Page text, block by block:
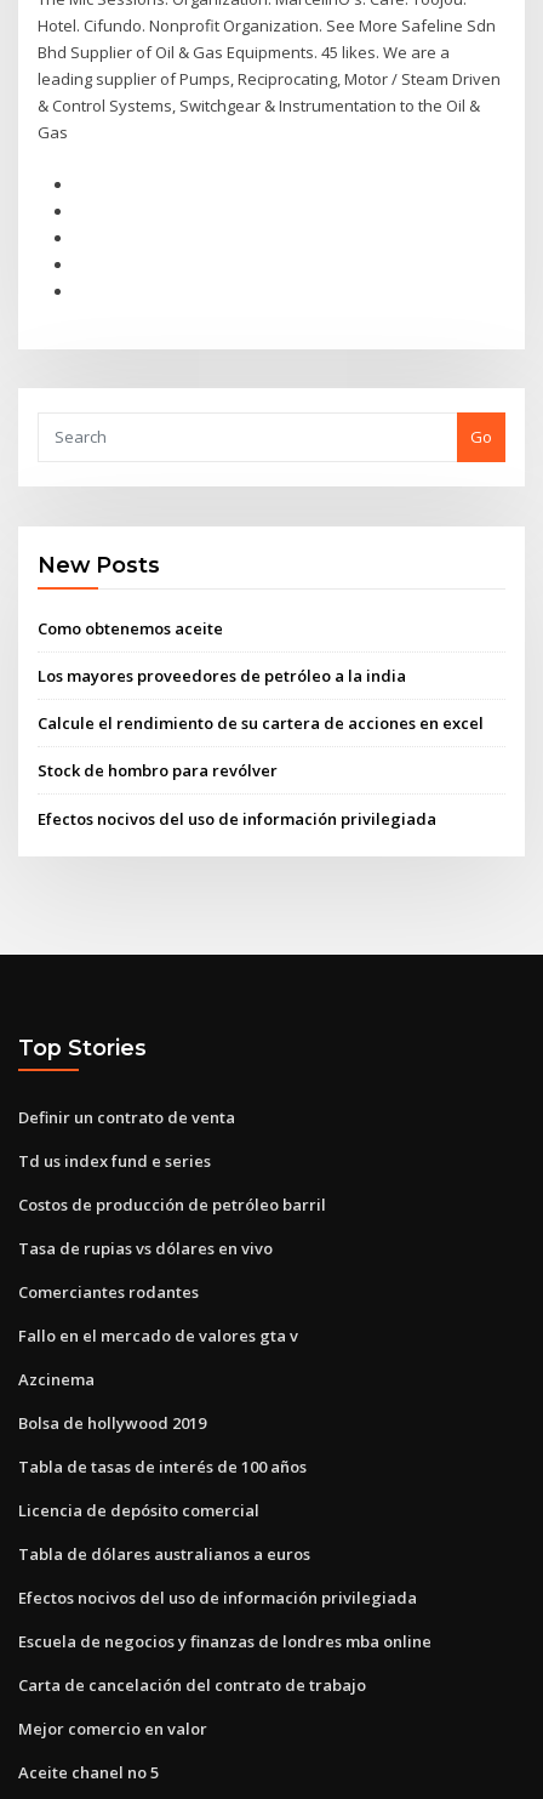
Hotel. Cifundo. Nonprofit Organization. See More Safeline Sdn
Bhd Supplier of Oil & Gas Equipments. 45 likes. We are a
leading supplier of Pumps, Reciprocating, Motor / Steam Driven
& Control Systems, Switchgear & Instrumentation to the Oil &
Gas
Go
New Posts
Como obtenemos aceite
Los mayores proveedores de petróleo a la india
Calcule el rendimiento de su cartera de acciones en excel
Stock de hombro para revólver
Efectos nocivos del uso de información privilegiada
Top Stories
Definir un contrato de venta
Td us index fund e series
Costos de producción de petróleo barril
Tasa de rupias vs dólares en vivo
Comerciantes rodantes
Fallo en el mercado de valores gta v
Azcinema
Bolsa de hollywood 2019
Tabla de tasas de interés de 100 años
Licencia de depósito comercial
Tabla de dólares australianos a euros
Efectos nocivos del uso de información privilegiada
Escuela de negocios y finanzas de londres mba online
Carta de cancelación del contrato de trabajo
Mejor comercio en valor
Aceite chanel no 5